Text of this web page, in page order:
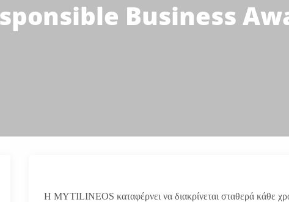
Business
Η MYTILINEOS καταφέρνει να διακρίνεται σταθερά κάθε